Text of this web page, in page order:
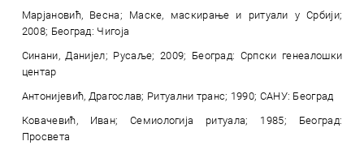
Марјановић, Весна; Маске, маскирање и ритуали у Србији;
2008; Београд: Чигоја
Синани, Данијел; Русаље; 2009; Београд: Српски генеалошки
центар
Антонијевић, Драгослав; Ритуални транс; 1990; САНУ: Београд
Ковачевић, Иван; Семиологија ритуала; 1985; Београд:
Просвета